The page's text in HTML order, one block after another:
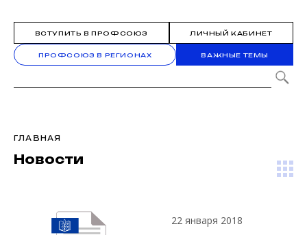
ВСТУПИТЬ В ПРОФСОЮЗ ЛИЧНЫЙ КАБИНЕТ
ПРОФСОЮЗ В РЕГИОНАХ ВАЖНЫЕ ТЕМЫ
ГЛАВНАЯ
Новости
22 января 2018